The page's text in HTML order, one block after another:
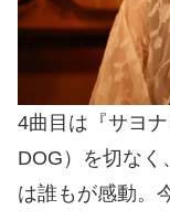
4曲目は『サヨ
DOG）を切なく
は誰もが感動。